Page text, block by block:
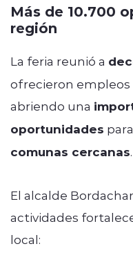
Más de 10.700
región
La feria reunió a
ofrecieron
abriendo una
oportunidades
comunas cercanas.
El alcalde
actividades
local: